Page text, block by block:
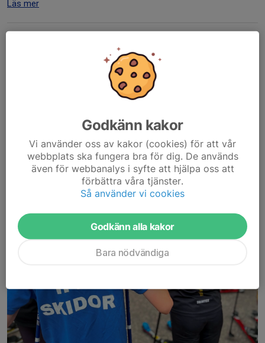
Läs mer
Full gas på rullskidor!
0 kommentarer
Godkänn kakor
Vi använder oss av kakor (cookies) för att vår
webbplats ska fungera bra för dig. De används
även för webbanalys i syfte att hjälpa oss att
förbättra våra tjänster.
Så använder vi cookies
Godkänn alla kakor
Bara nödvändiga